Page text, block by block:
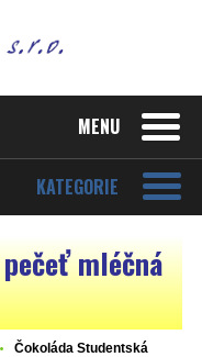
MENU
KATEGORIE
mléčná
Čokoláda Studentská